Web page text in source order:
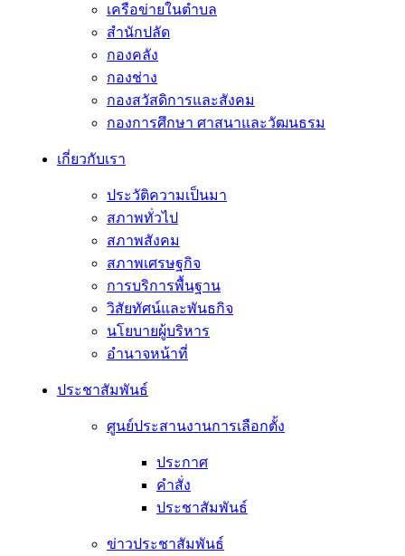
เครือข่ายในตำบล
สำนักปลัด
กองคลัง
กองช่าง
กองสวัสดิการและสังคม
กองการศึกษา ศาสนาและวัฒนธรม
เกี่ยวกับเรา
ประวัติความเป็นมา
สภาพทั่วไป
สภาพสังคม
สภาพเศรษฐกิจ
การบริการพื้นฐาน
วิสัยทัศน์และพันธกิจ
นโยบายผู้บริหาร
อํานาจหน้าที่
ประชาสัมพันธ์
ศูนย์ประสานงานการเลือกตั้ง
ประกาศ
คำสั่ง
ประชาสัมพันธ์
ข่าวประชาสัมพันธ์